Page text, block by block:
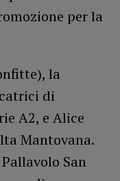
per la
la
di
A2, e Alice
Mantovana.
San